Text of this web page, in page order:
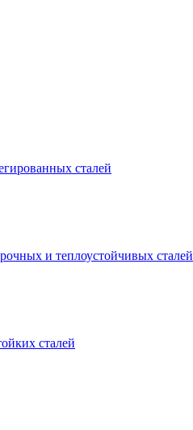
сталей
и теплоустойчивых сталей
сталей